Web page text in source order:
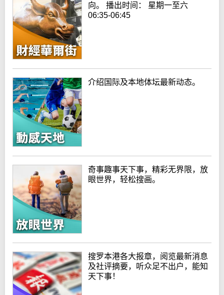
向。 播出时间： 星期一至六
06:35-06:45
介绍国际及本地体坛最新动态。
奇事趣事天下事，精彩无界限，放
眼世界，轻松搜画。
搜罗本港各大报章，阅览最新消息
及社评摘要，听众足不出户，能知
天下事！